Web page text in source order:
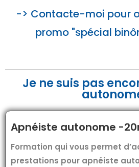
-> Contacte-moi pour
promo "spécial
Je ne suis pas
Apnéiste autonome -
Formation qui vous permet
prestations pour apnéiste